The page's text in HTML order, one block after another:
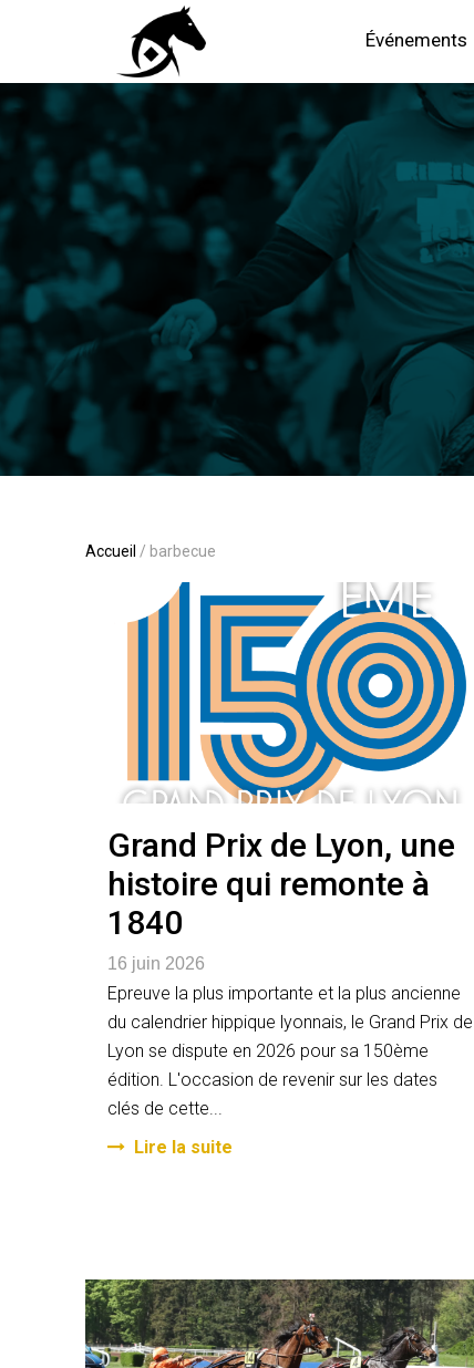
Événements
Accueil / barbecue
Grand Prix de Lyon, une
histoire qui remonte à
1840
16 juin 2026
Epreuve la plus importante et la plus ancienne
du calendrier hippique lyonnais, le Grand Prix de
Lyon se dispute en 2026 pour sa 150ème
édition. L'occasion de revenir sur les dates
clés de cette...
Lire la suite